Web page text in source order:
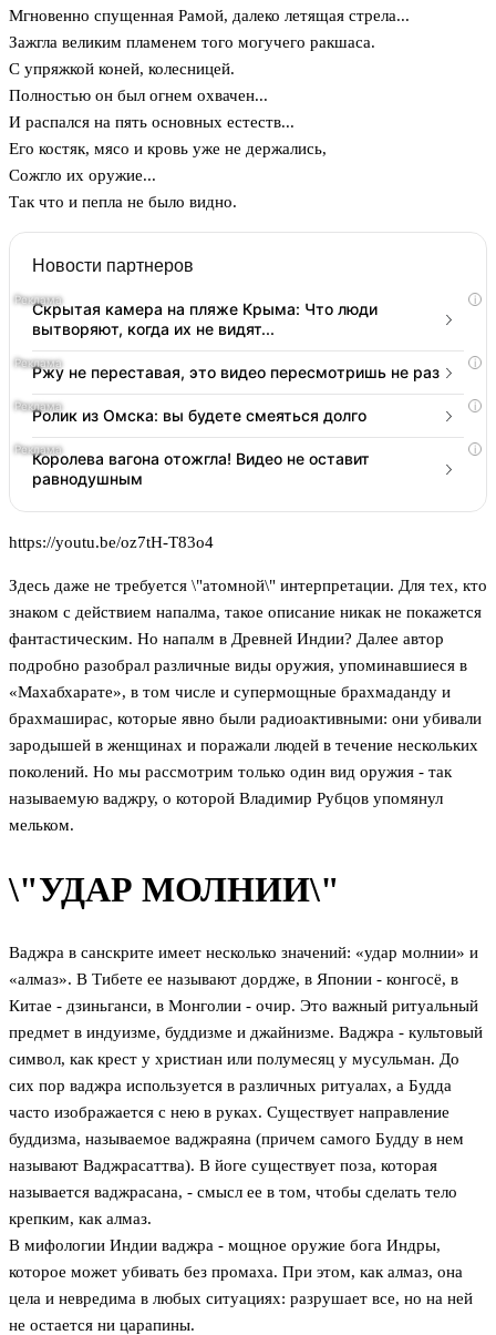
Мгновенно спущенная Рамой, далеко летящая стрела...
Зажгла великим пламенем того могучего ракшаса.
С упряжкой коней, колесницей.
Полностью он был огнем охвачен...
И распался на пять основных естеств...
Его костяк, мясо и кровь уже не держались,
Сожгло их оружие...
Так что и пепла не было видно.
Новости партнеров
i
Скрытая камера на пляже Крыма: Что люди
вытворяют, когда их не видят...
i
Ржу не переставая, это видео пересмотришь не раз
i
Ролик из Омска: вы будете смеяться долго
i
Королева вагона отожгла! Видео не оставит
равнодушным
https://youtu.be/oz7tH-T83o4
Здесь даже не требуется \"атомной\" интерпретации. Для тех, кто
знаком с действием напалма, такое описание никак не покажется
фантастическим. Но напалм в Древней Индии? Далее автор
подробно разобрал различные виды оружия, упоминавшиеся в
«Махабхарате», в том числе и супермощные брахмаданду и
брахмаширас, которые явно были радиоактивными: они убивали
зародышей в женщинах и поражали людей в течение нескольких
поколений. Но мы рассмотрим только один вид оружия - так
называемую ваджру, о которой Владимир Рубцов упомянул
мельком.
\"УДАР МОЛНИИ\"
Ваджра в санскрите имеет несколько значений: «удар молнии» и
«алмаз». В Тибете ее называют дордже, в Японии - конгосё, в
Китае - дзиньганси, в Монголии - очир. Это важный ритуальный
предмет в индуизме, буддизме и джайнизме. Ваджра - культовый
символ, как крест у христиан или полумесяц у мусульман. До
сих пор ваджра используется в различных ритуалах, а Будда
часто изображается с нею в руках. Существует направление
буддизма, называемое ваджраяна (причем самого Будду в нем
называют Ваджрасаттва). В йоге существует поза, которая
называется ваджрасана, - смысл ее в том, чтобы сделать тело
крепким, как алмаз.
В мифологии Индии ваджра - мощное оружие бога Индры,
которое может убивать без промаха. При этом, как алмаз, она
цела и невредима в любых ситуациях: разрушает все, но на ней
не остается ни царапины.